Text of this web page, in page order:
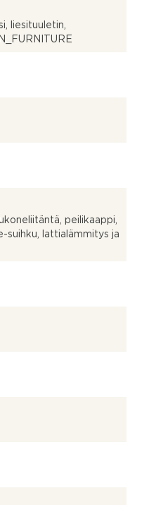
liesituuletin,
peilikaappi,
suihku, lattialämmitys ja